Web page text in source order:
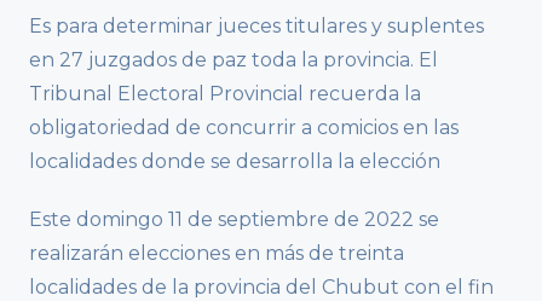
Es para determinar jueces titulares y suplentes
en 27 juzgados de paz toda la provincia. El
Tribunal Electoral Provincial recuerda la
obligatoriedad de concurrir a comicios en las
localidades donde se desarrolla la elección
Este domingo 11 de septiembre de 2022 se
realizarán elecciones en más de treinta
localidades de la provincia del Chubut con el fin